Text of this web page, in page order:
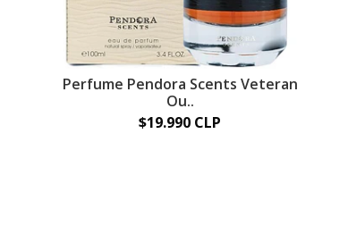
Perfume Pendora Scents Veteran
Ou..
$19.990 CLP